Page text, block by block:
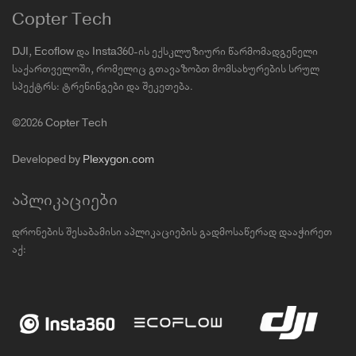
Copter Tech
DJI, Ecoflow და Insta360-ის ექსკლუზიური წარმომადგენელი
საქართველოში, რომელიც გთავაზობთ მომსახურების სრულ
სპექტრს: ტრენინგები და შეკეთება.
©2026 Copter Tech
Developed by Plexygon.com
აპლიკაციები
დრონების შესაბამისი აპლიკაციების გადმოსაწერად დააჭირეთ
აქ: